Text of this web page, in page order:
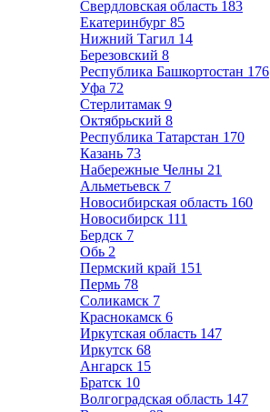
Свердловская область 183
Екатеринбург 85
Нижний Тагил 14
Березовский 8
Республика Башкортостан 176
Уфа 72
Стерлитамак 9
Октябрьский 8
Республика Татарстан 170
Казань 73
Набережные Челны 21
Альметьевск 7
Новосибирская область 160
Новосибирск 111
Бердск 7
Обь 2
Пермский край 151
Пермь 78
Соликамск 7
Краснокамск 6
Иркутская область 147
Иркутск 68
Ангарск 15
Братск 10
Волгоградская область 147